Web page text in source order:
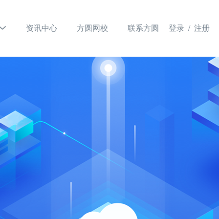
资讯中心 方圆网校 联系方圆 登录 / 注册